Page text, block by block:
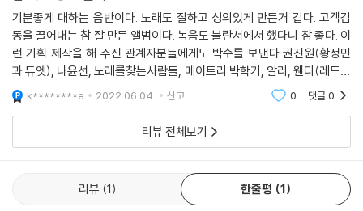
Lyrics & Composed by 김민기Arranged by 조동익Vocal by 장필순
Piano& Keyboards Performed by 박용준Keyboards Performed
by 조동익Recorded by 조동익 @ 무지개 스튜디오Mixed by 조동익
@무지개 스튜디오
Lyrics & Composed by 김민기Arranged by 강수경Vocal by 장상인
기분좋게 대하는 음반이다. 노래도 잘하고 성의있게 만든거 같다. 고객감
동을 끌어내는 참 잘 만든 앨범이다. 녹음도 불란서에서 했다니 참 좋다. 이
런 기획 제작을 해 주신 관계자분들에게도 박수를 보낸다 권진원(황정민
과 듀엣), 나윤선, 노래를찾는사람들, 메이트리 박학기, 알리, 웬디(레드벨
벳), 유리상자, 윤도현, 윤종신, 이날치, 이은미, 장필순, 정태춘, 크라잉넛,
태일(NCT),
k********e 2022.06.04. 신고 0 댓글0
리뷰 전체보기
리뷰 1 한줄평 1